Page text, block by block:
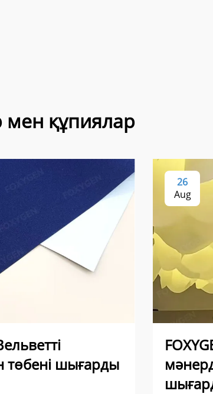
мен құпиялар
төбені шығарды
26
Aug